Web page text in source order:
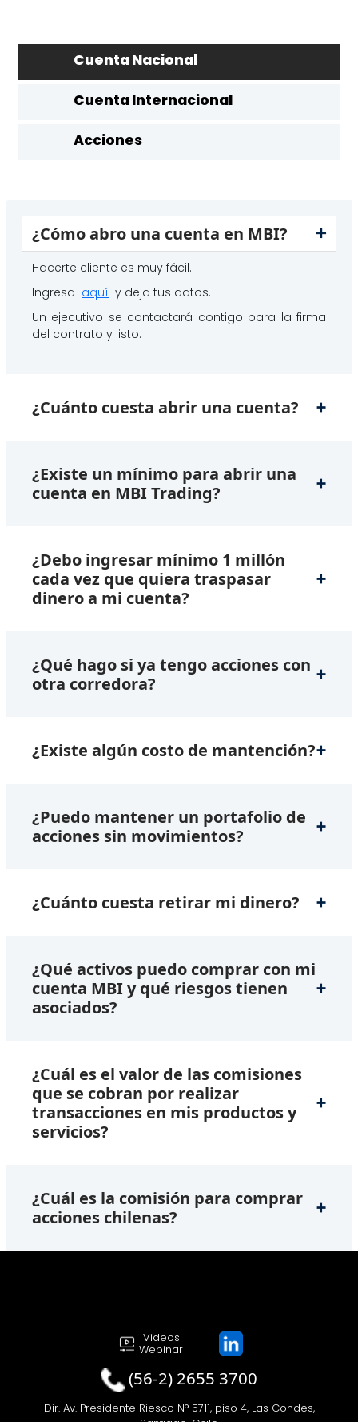
Cuenta Nacional
Cuenta Internacional
Acciones
¿Cómo abro una cuenta en MBI?
Hacerte cliente es muy fácil.
Ingresa aquí y deja tus datos.
Un ejecutivo se contactará contigo para la firma
del contrato y listo.
¿Cuánto cuesta abrir una cuenta?
¿Existe un mínimo para abrir una
cuenta en MBI Trading?
¿Debo ingresar mínimo 1 millón
cada vez que quiera traspasar
dinero a mi cuenta?
¿Qué hago si ya tengo acciones con
otra corredora?
¿Existe algún costo de mantención?
¿Puedo mantener un portafolio de
acciones sin movimientos?
¿Cuánto cuesta retirar mi dinero?
¿Qué activos puedo comprar con mi
cuenta MBI y qué riesgos tienen
asociados?
¿Cuál es el valor de las comisiones
que se cobran por realizar
transacciones en mis productos y
servicios?
¿Cuál es la comisión para comprar
acciones chilenas?
Videos
Webinar
(56-2) 2655 3700
Dir. Av. Presidente Riesco N° 5711, piso 4, Las Condes,